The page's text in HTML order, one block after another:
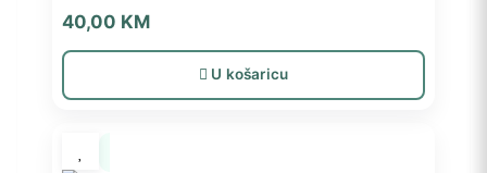
40,00 KM
U košaricu